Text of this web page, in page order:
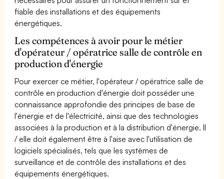
fiable des installations et des équipements
énergétiques.
Les compétences à avoir pour le métier
d'opérateur / opératrice salle de contrôle en
production d'énergie
Pour exercer ce métier, l'opérateur / opératrice salle de
contrôle en production d'énergie doit posséder une
connaissance approfondie des principes de base de
l'énergie et de l'électricité, ainsi que des technologies
associées à la production et à la distribution d'énergie. Il
/ elle doit également être à l'aise avec l'utilisation de
logiciels spécialisés, tels que les systèmes de
surveillance et de contrôle des installations et des
équipements énergétiques.